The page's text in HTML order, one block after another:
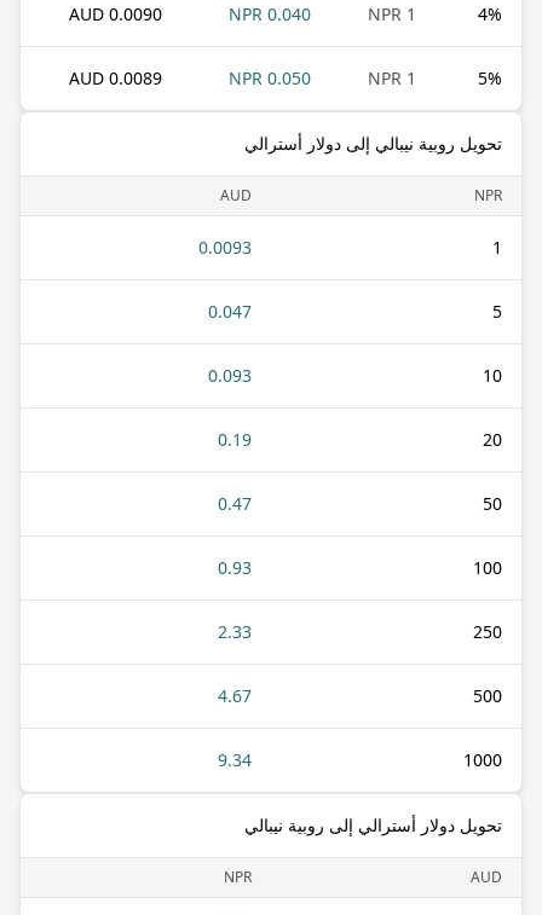
4%
1 NPR
0.040 NPR
0.0090 AUD
5%
1 NPR
0.050 NPR
0.0089 AUD
تحويل روبية نيبالي إلى دولار أسترالي
NPR
AUD
1
0.0093
5
0.047
10
0.093
20
0.19
50
0.47
100
0.93
250
2.33
500
4.67
1000
9.34
تحويل دولار أسترالي إلى روبية نيبالي
AUD
NPR